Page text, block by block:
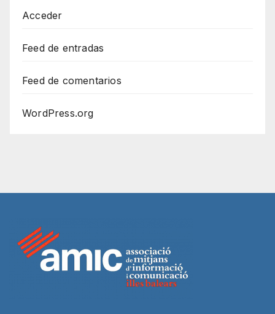
Acceder
Feed de entradas
Feed de comentarios
WordPress.org